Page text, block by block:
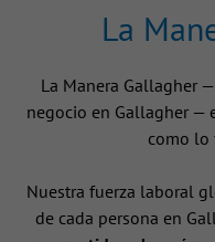
La
La Manera Gallagher
negocio en Gallagher —
como lo
Nuestra fuerza laboral
de cada persona en